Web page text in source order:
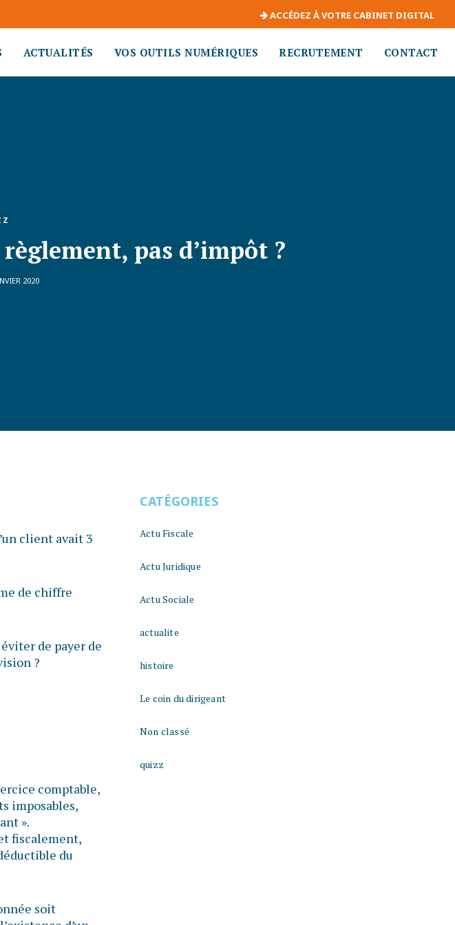
ACCÉDEZ À VOTRE CABINET DIGITAL
ACTUALITÉS VOS OUTILS NUMÉRIQUES RECRUTEMENT CONTACT
pas d’impôt ?
2020
client avait 3
de chiffre
de payer de
?
comptable,
imposables,
».
fiscalement,
du
soit
CATÉGORIES
Actu Fiscale
Actu Juridique
Actu Sociale
actualite
histoire
Le coin du dirigeant
Non classé
quizz